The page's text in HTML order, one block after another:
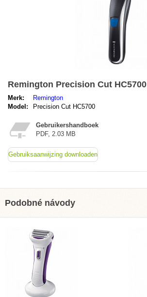
Remington Precision Cut HC5700
Merk:
Remington
Model:
Precision Cut HC5700
Gebruikershandboek
PDF, 2.03 MB
Gebruiksaanwijzing downloaden
Podobné návody